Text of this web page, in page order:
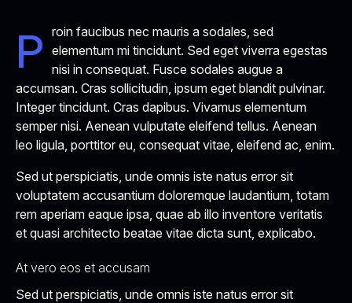
Proin faucibus nec mauris a sodales, sed elementum mi tincidunt. Sed eget viverra egestas
nisi in consequat. Fusce sodales augue a
accumsan. Cras sollicitudin, ipsum eget blandit pulvinar.
Integer tincidunt. Cras dapibus. Vivamus elementum
semper nisi. Aenean vulputate eleifend tellus. Aenean
leo ligula, porttitor eu, consequat vitae, eleifend ac, enim.
Sed ut perspiciatis, unde omnis iste natus error sit
voluptatem accusantium doloremque laudantium, totam
rem aperiam eaque ipsa, quae ab illo inventore veritatis
et quasi architecto beatae vitae dicta sunt, explicabo.
At vero eos et accusam
Sed ut perspiciatis, unde omnis iste natus error sit